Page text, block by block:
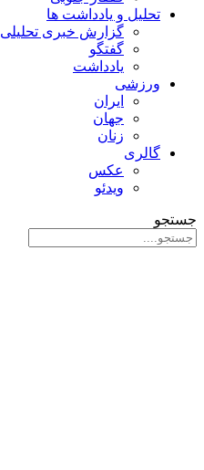
تحلیل و یادداشت ها
گزارش خبری تحلیلی
گفتگو
یادداشت
ورزشی
ایران
جهان
زنان
گالری
عکس
ویدئو
جستجو